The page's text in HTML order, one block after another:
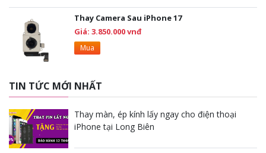
Thay Camera Sau iPhone 17
Giá: 3.850.000 vnđ
Mua
TIN TỨC MỚI NHẤT
Thay màn, ép kính lấy ngay cho điện thoại
iPhone tại Long Biên